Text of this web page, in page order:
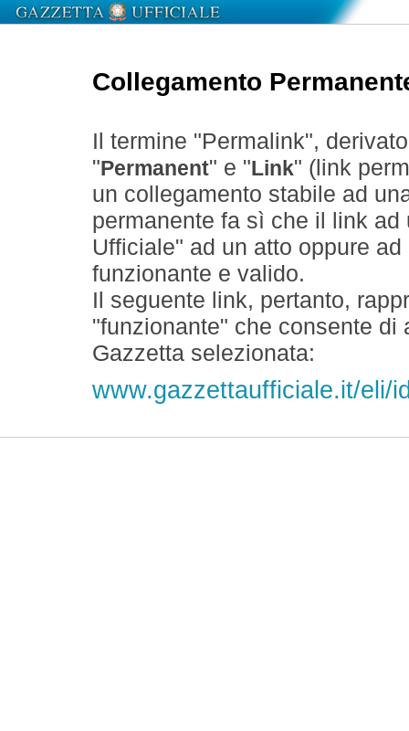
Collegamento
Il termine "Permalink",
" Permanent" e " Link" (link
un collegamento stabile ad
permanente fa sì che il link
Ufficiale" ad un atto oppure
funzionante e valido.
Il seguente link, pertanto,
"funzionante" che consente
Gazzetta selezionata:
www.gazzettaufficiale.it/eli/